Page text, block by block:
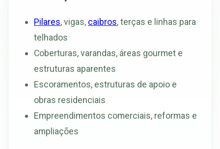
Pilares, vigas, caibros, terças e linhas para
telhados
Coberturas, varandas, áreas gourmet e
estruturas aparentes
Escoramentos, estruturas de apoio e
obras residenciais
Empreendimentos comerciais, reformas e
ampliações